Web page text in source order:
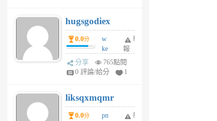
6
個
月
前
hugsgodiex
0.0分
w
ke
rv
pj
6
個
月
舉
報
分享
765點閱
0 評論/給分
1
liksqxmqmr
0.0分
pn
舉